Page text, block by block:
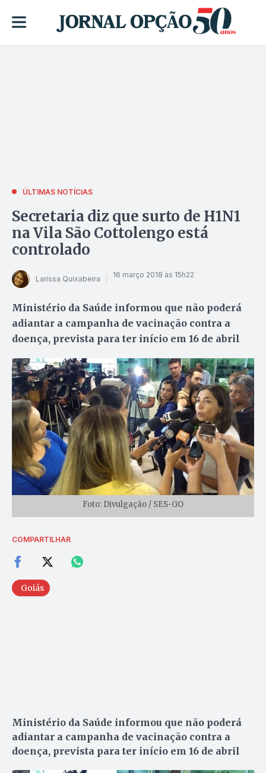
ÚLTIMAS NOTÍCIAS
Secretaria diz que surto de H1N1
na Vila São Cottolengo está
controlado
Larissa Quixabeira 16 março 2018 às 15h22
Ministério da Saúde informou que não poderá
adiantar a campanha de vacinação contra a
doença, prevista para ter início em 16 de abril
Foto: Divulgação / SES-GO
COMPARTILHAR
Goiás
Ministério da Saúde informou que não poderá
adiantar a campanha de vacinação contra a
doença, prevista para ter início em 16 de abril